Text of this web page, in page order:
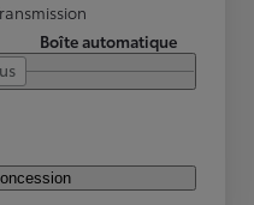
Boîte automatique